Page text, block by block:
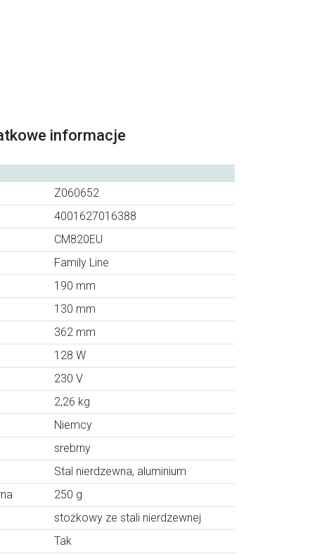
informacje
Z060652
4001627016388
CM820EU
Family Line
190 mm
130 mm
362 mm
128 W
230 V
2,26 kg
Niemcy
srebrny
Stal nierdzewna, aluminium
250 g
stożkowy ze stali nierdzewnej
Tak